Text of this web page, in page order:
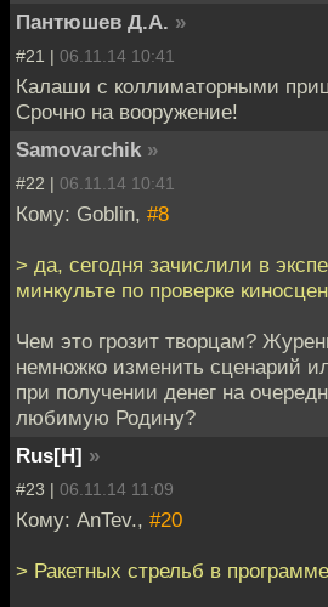
Пантюшев Д.А. »
#21 | 06.11.14 10:41
Калаши с коллиматорными
Срочно на вооружение!
Samovarchik »
#22 | 06.11.14 10:41
Кому: Goblin, #8
> да, сегодня зачислили в
минкульте по проверке
Чем это грозит творцам?
немножко изменить сценарий
при получении денег на
любимую Родину?
Rus[H] »
#23 | 06.11.14 11:09
Кому: AnTev., #20
> Ракетных стрельб в